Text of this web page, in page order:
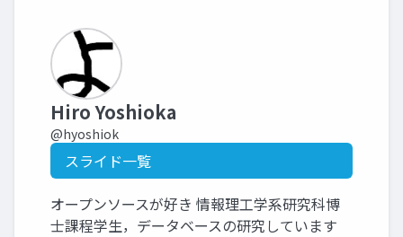
Hiro Yoshioka
@hyoshiok
スライド一覧
オープンソースが好き 情報理工学系研究科博
士課程学生，データベースの研究しています